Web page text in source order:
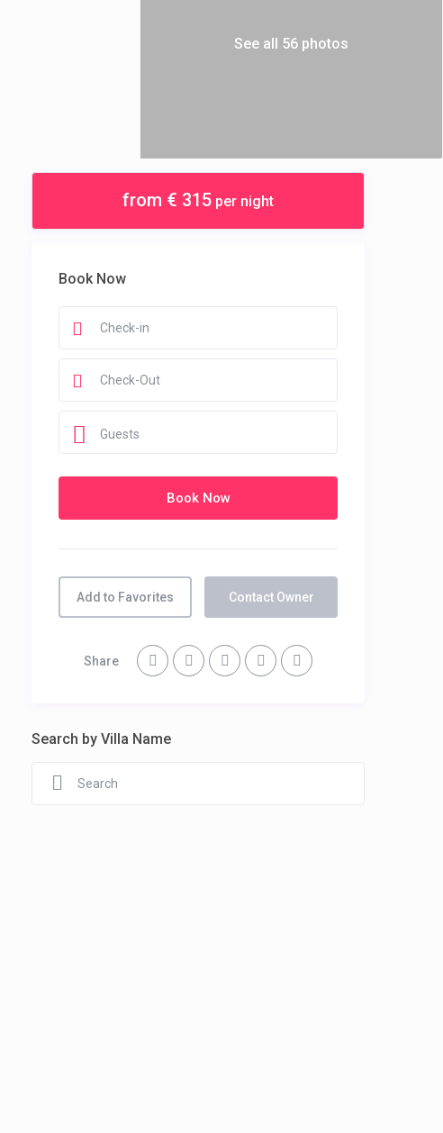
See all 56 photos
from € 315 per night
Book Now
Guests
Add to Favorites Contact Owner
Share
Search by Villa Name